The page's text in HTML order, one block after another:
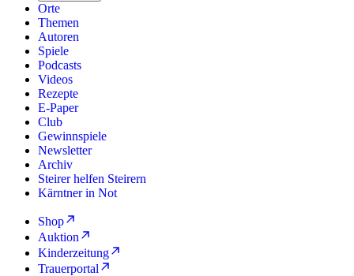
Orte
Themen
Autoren
Spiele
Podcasts
Videos
Rezepte
E-Paper
Club
Gewinnspiele
Newsletter
Archiv
Steirer helfen Steirern
Kärntner in Not
Shop
Auktion
Kinderzeitung
Trauerportal